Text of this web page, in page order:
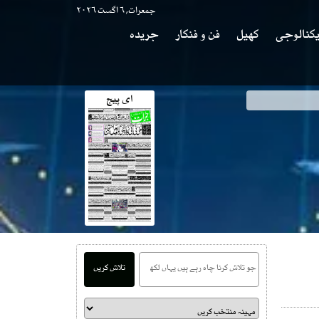
جمعرات, ۶ اگست ۲۰۲۶
کھیل فن و فنکار
جریدہ
ای پیج
تلاش کریں